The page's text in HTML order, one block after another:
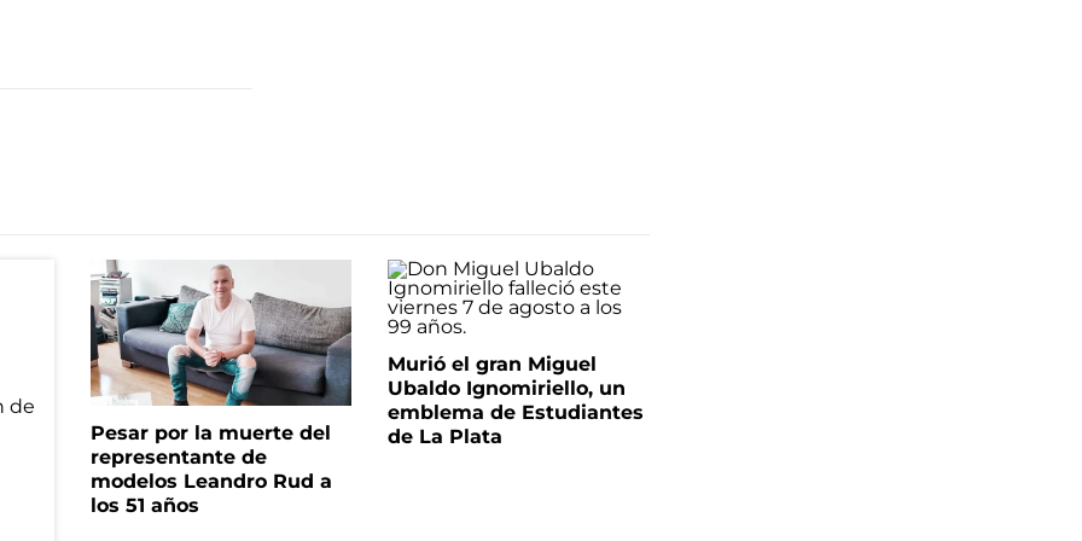
Pesar por la muerte del
representante de
modelos Leandro Rud a
los 51 años
Murió el gran Miguel
Ubaldo Ignomiriello, un
emblema de Estudiantes
de La Plata